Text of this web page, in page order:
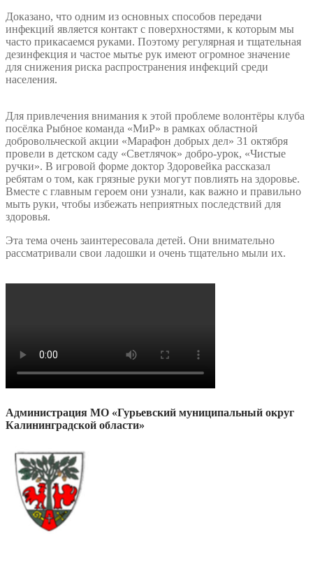
Доказано, что одним из основных способов передачи
инфекций является контакт с поверхностями, к которым мы
часто прикасаемся руками. Поэтому регулярная и тщательная
дезинфекция и частое мытье рук имеют огромное значение
для снижения риска распространения инфекций среди
населения.
Для привлечения внимания к этой проблеме волонтёры клуба
посёлка Рыбное команда «МиР» в рамках областной
добровольческой акции «Марафон добрых дел» 31 октября
провели в детском саду «Светлячок» добро-урок, «Чистые
ручки». В игровой форме доктор Здоровейка рассказал
ребятам о том, как грязные руки могут повлиять на здоровье.
Вместе с главным героем они узнали, как важно и правильно
мыть руки, чтобы избежать неприятных последствий для
здоровья.
Эта тема очень заинтересовала детей. Они внимательно
рассматривали свои ладошки и очень тщательно мыли их.
Администрация МО «Гурьевский муниципальный округ
Калининградской области»